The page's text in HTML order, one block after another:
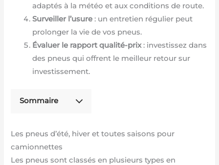
adaptés à la météo et aux conditions de route.
Surveiller l’usure : un entretien régulier peut
prolonger la vie de vos pneus.
Évaluer le rapport qualité-prix: investissez dans
des pneus qui offrent le meilleur retour sur
investissement.
Sommaire
Les pneus d’été, hiver et toutes saisons pour
camionnettes
Les pneus sont classés en plusieurs types en